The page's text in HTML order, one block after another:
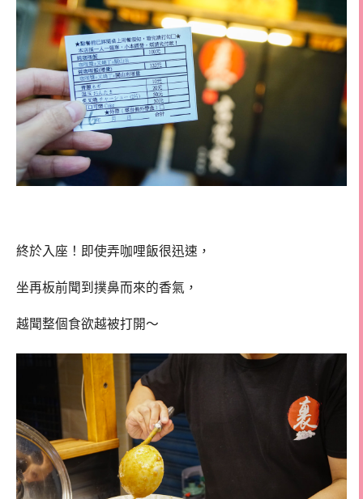
終於入座！即使弄咖哩飯很迅速，
坐再板前聞到撲鼻而來的香氣，
越聞整個食欲越被打開～